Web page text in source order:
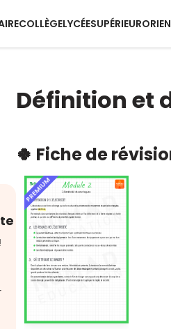
COLLÈGELYCÉESUPÉRIEUR
Définition et
🍀 Fiche de
PREMIUM